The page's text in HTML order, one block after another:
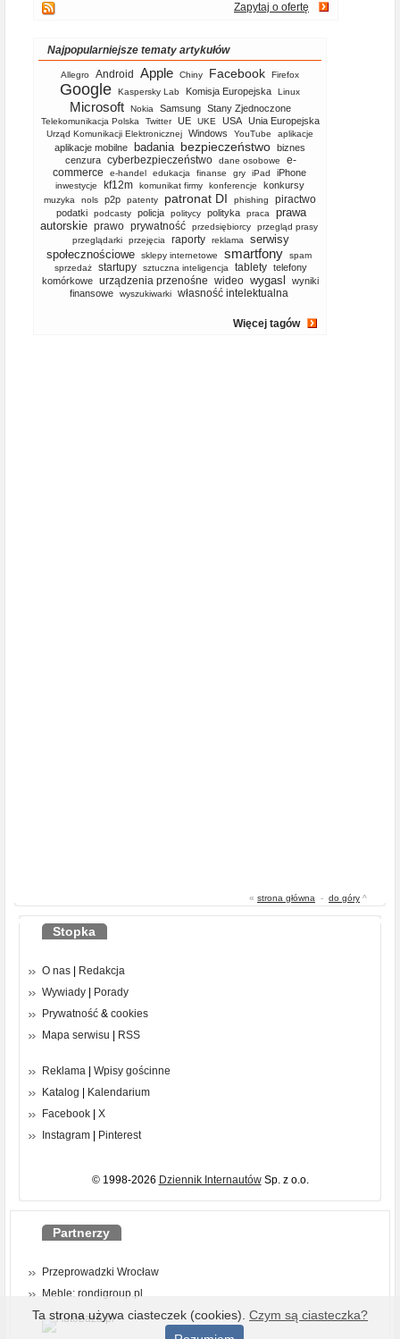
Zapytaj o ofertę
Najpopularniejsze tematy artykułów
Allegro Android Apple Chiny Facebook Firefox
Google Kaspersky Lab Komisja Europejska Linux
Microsoft Nokia Samsung Stany Zjednoczone
Telekomunikacja Polska Twitter UE UKE USA Unia Europejska
Urząd Komunikacji Elektronicznej Windows YouTube aplikacje
aplikacje mobilne badania bezpieczeństwo biznes
cenzura cyberbezpieczeństwo dane osobowe
e-
commerce
e-handel edukacja finanse gry iPad iPhone
inwestycje kf12m komunikat firmy konferencje konkursy
muzyka nols p2p patenty patronat DI phishing piractwo
podatki podcasty policja politycy polityka praca
prawa
autorskie prawo prywatność przedsiębiorcy
przegląd prasy
przeglądarki
przejęcia raporty reklama
serwisy
społecznościowe
sklepy internetowe smartfony
spam
sprzedaż
startupy sztuczna inteligencja tablety telefony
komórkowe
urządzenia przenośne wideo wygasl
wyniki
finansowe
wyszukiwarki własność intelektualna
Więcej tagów
« strona główna - do góry ^
Stopka
O nas
Redakcja
Wywiady
Porady
Prywatność & cookies
Mapa serwisu
RSS
Reklama
Wpisy gościnne
Katalog
Kalendarium
Facebook
X
Instagram
Pinterest
© 1998-2026 Dziennik InternautówSp. z o.o.
Partnerzy
Przeprowadzki Wrocław
Meble: rondigroup.pl
Ta strona używa ciasteczek (cookies). Czym są ciasteczka?